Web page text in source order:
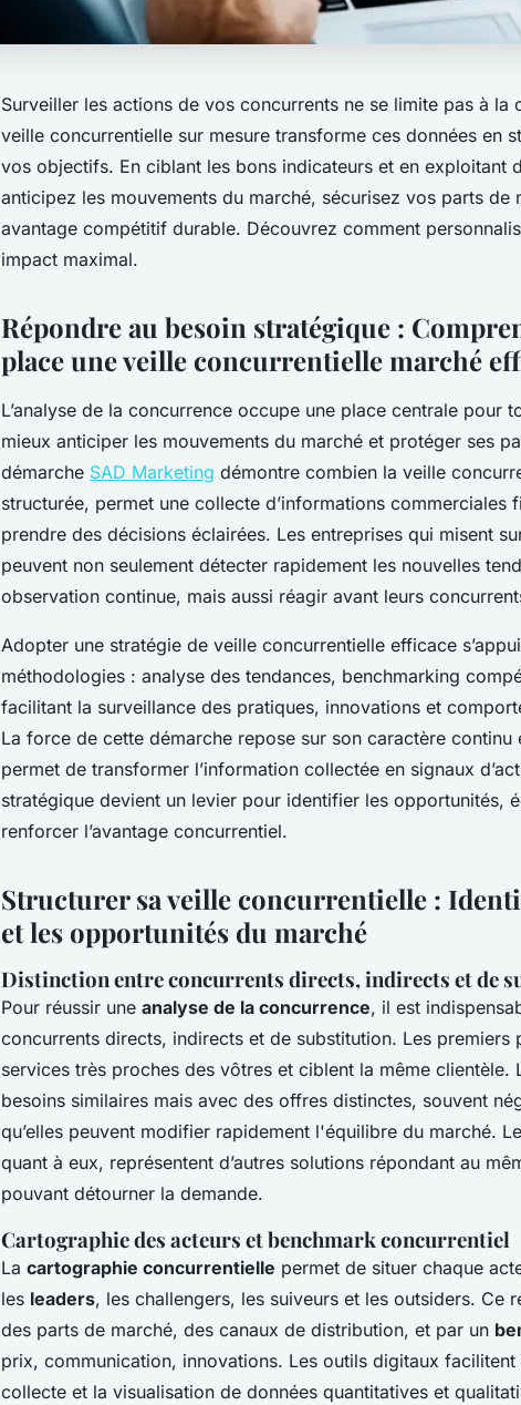
Surveiller les actions de vos concurrents ne se limite pas à la
veille concurrentielle sur mesure transforme ces données en
vos objectifs. En ciblant les bons indicateurs et en exploitant
anticipez les mouvements du marché, sécurisez vos parts de
avantage compétitif durable. Découvrez comment
impact maximal.
Répondre au besoin stratégique :
place une veille concurrentielle marché
L’analyse de la concurrence occupe une place centrale pour
mieux anticiper les mouvements du marché et protéger ses
démarche SAD Marketing démontre combien la veille
structurée, permet une collecte d’informations commerciales
prendre des décisions éclairées. Les entreprises qui misent
peuvent non seulement détecter rapidement les nouvelles
observation continue, mais aussi réagir avant leurs
Adopter une stratégie de veille concurrentielle efficace
méthodologies : analyse des tendances, benchmarking
facilitant la surveillance des pratiques, innovations et
La force de cette démarche repose sur son caractère continu
permet de transformer l’information collectée en signaux
stratégique devient un levier pour identifier les opportunités,
renforcer l’avantage concurrentiel.
Structurer sa veille concurrentielle :
et les opportunités du marché
Distinction entre concurrents directs, indirects et de
Pour réussir une analyse de la concurrence, il est
concurrents directs, indirects et de substitution. Les premiers
services très proches des vôtres et ciblent la même clientèle.
besoins similaires mais avec des offres distinctes, souvent
qu’elles peuvent modifier rapidement l'équilibre du marché.
quant à eux, représentent d’autres solutions répondant au
pouvant détourner la demande.
Cartographie des acteurs et benchmark concurrentiel
La cartographie concurrentielle permet de situer chaque
les leaders, les challengers, les suiveurs et les outsiders. Ce
des parts de marché, des canaux de distribution, et par un
prix, communication, innovations. Les outils digitaux
collecte et la visualisation de données quantitatives et